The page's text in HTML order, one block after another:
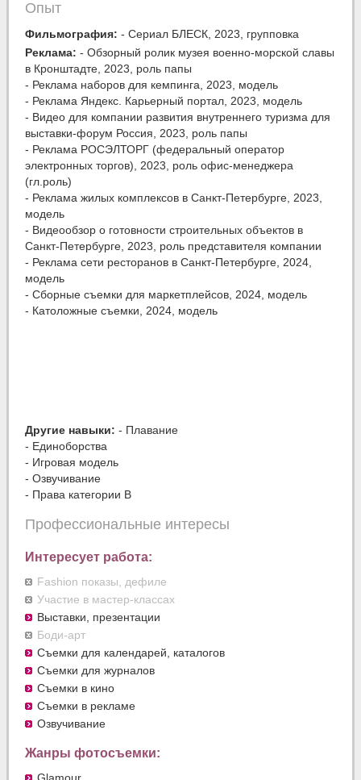
Опыт
Фильмография: - Сериал БЛЕСК, 2023, групповка
Реклама: - Обзорный ролик музея военно-морской славы
в Кронштадте, 2023, роль папы
- Реклама наборов для кемпинга, 2023, модель
- Реклама Яндекс. Карьерный портал, 2023, модель
- Видео для компании развития внутреннего туризма для
выставки-форум Россия, 2023, роль папы
- Реклама РОСЭЛТОРГ (федеральный оператор
электронных торгов), 2023, роль офис-менеджера
(гл.роль)
- Реклама жилых комплексов в Санкт-Петербурге, 2023,
модель
- Видеообзор о готовности строительных объектов в
Санкт-Петербурге, 2023, роль представителя компании
- Реклама сети ресторанов в Санкт-Петербурге, 2024,
модель
- Сборные съемки для маркетплейсов, 2024, модель
- Католожные съемки, 2024, модель
Другие навыки: - Плавание
- Единоборства
- Игровая модель
- Озвучивание
- Права категории В
Профессиональные интересы
Интересует работа:
Fashion показы, дефиле
Участие в мастер-классах
Выставки, презентации
Боди-арт
Съемки для календарей, каталогов
Съемки для журналов
Съемки в кино
Съемки в рекламе
Озвучивание
Жанры фотосъемки: